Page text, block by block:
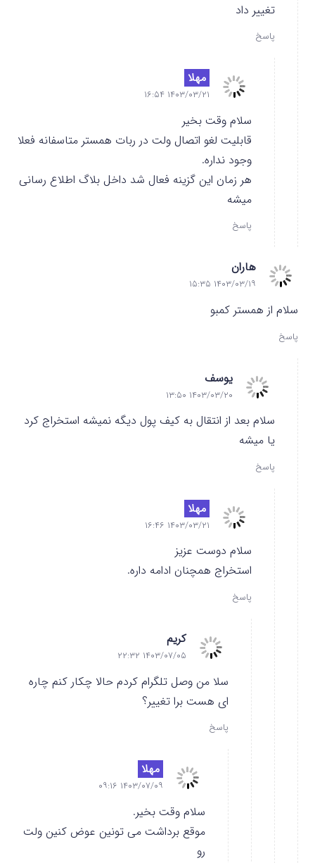
تغییر داد
پاسخ
مهلا
۱۴۰۳/۰۳/۲۱ ۱۶:۵۴
سلام وقت بخیر
قابلیت لغو اتصال ولت در ربات همستر متاسفانه فعلا
وجود نداره.
هر زمان این گزینه فعال شد داخل بلاگ اطلاع رسانی
میشه
پاسخ
هاران
۱۴۰۳/۰۳/۱۹ ۱۵:۳۵
سلام از همستر کمبو
پاسخ
یوسف
۱۴۰۳/۰۳/۲۰ ۱۳:۵۰
سلام بعد از انتقال به کیف پول دیگه نمیشه استخراج کرد
یا میشه
پاسخ
مهلا
۱۴۰۳/۰۳/۲۱ ۱۶:۴۶
سلام دوست عزیز
استخراج همچنان ادامه داره.
پاسخ
کریم
۱۴۰۳/۰۷/۰۵ ۲۲:۳۲
سلا من وصل تلگرام کردم حالا چکار کنم چاره
ای هست برا تغییر؟
پاسخ
مهلا
۱۴۰۳/۰۷/۰۹ ۰۹:۱۶
سلام وقت بخیر.
موقع برداشت می تونین عوض کنین ولت
رو